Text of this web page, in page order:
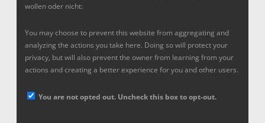
wollen oder nicht:
You may choose to prevent this website from aggregating and
analyzing the actions you take here. Doing so will protect your
privacy, but will also prevent the owner from learning from your
actions and creating a better experience for you and other users.
You are not opted out. Uncheck this box to opt-out.